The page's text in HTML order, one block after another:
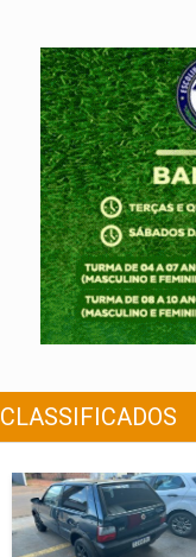
CLASSIFICADOS